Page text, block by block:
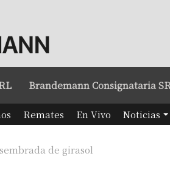
Brandemann Consignataria
Remates En Vivo Noticias
de girasol